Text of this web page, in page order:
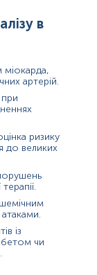
діапазон
до зміни
після прийому
їжу, стресові
фізичні
Якщо відмінити
про це
в останні 2
в
міокарда,
артерій.
ризику
до великих
із
чи